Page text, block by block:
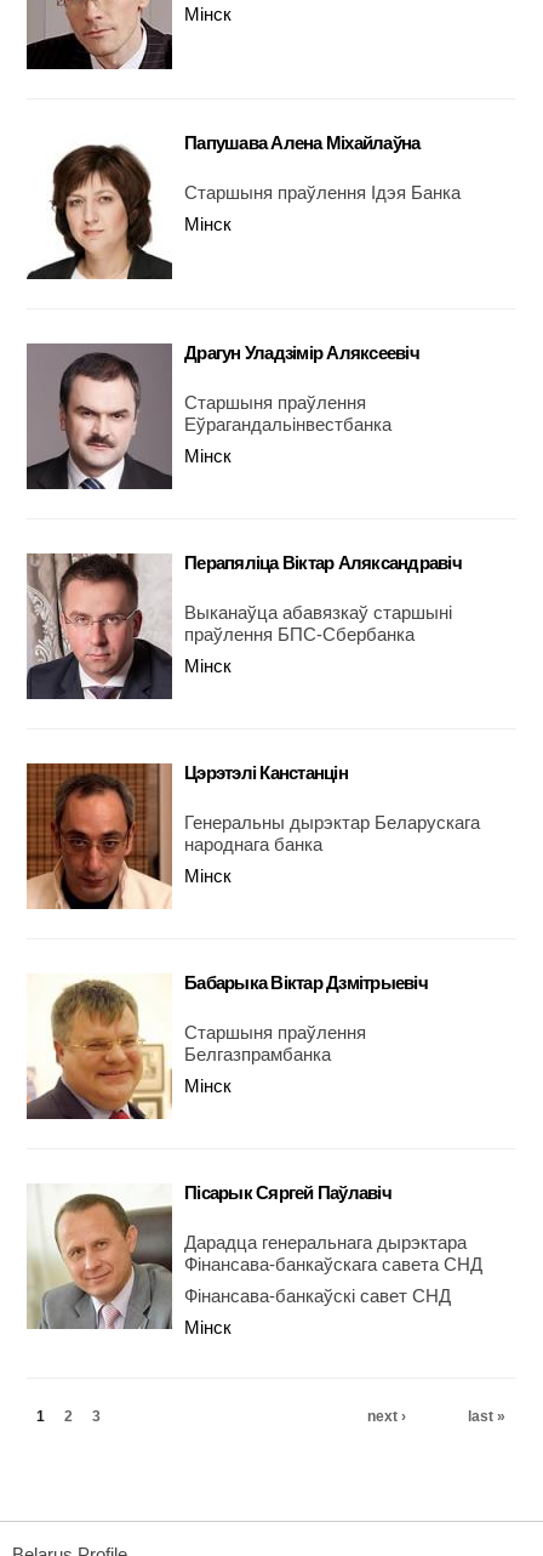
Мінск
Папушава Алена Міхайлаўна
Старшыня праўлення Ідэя Банка
Мінск
Драгун Уладзімір Аляксеевіч
Старшыня праўлення
Еўрагандальінвестбанка
Мінск
Перапяліца Віктар Аляксандравіч
Выканаўца абавязкаў старшыні
праўлення БПС-Сбербанка
Мінск
Цэрэтэлі Канстанцін
Генеральны дырэктар Беларускага
народнага банка
Мінск
Бабарыка Віктар Дзмітрыевіч
Старшыня праўлення
Белгазпрамбанка
Мінск
Пісарык Сяргей Паўлавіч
Дарадца генеральнага дырэктара
Фінансава-банкаўскага савета СНД
Фінансава-банкаўскі савет СНД
Мінск
Pages
1 2 3 next › last »